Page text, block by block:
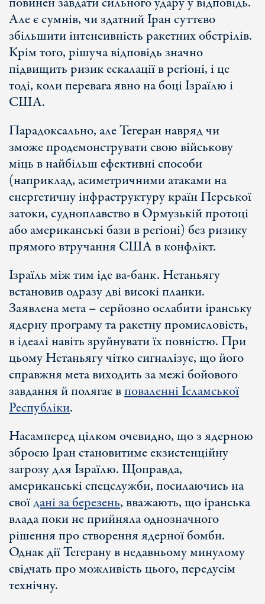
Але є сумнів, чи здатний Іран суттєво
збільшити інтенсивність ракетних обстрілів.
Крім того, рішуча відповідь значно
підвищить ризик ескалації в регіоні, і це
тоді, коли перевага явно на боці Ізраїлю і
США.
Парадоксально, але Тегеран навряд чи
зможе продемонструвати свою військову
міць в найбільш ефективні способи
(наприклад, асиметричними атаками на
енергетичну інфраструктуру країн Перської
затоки, судноплавство в Ормузькій протоці
або американські бази в регіоні) без ризику
прямого втручання США в конфлікт.
Ізраїль між тим іде ва-банк. Нетаньягу
встановив одразу дві високі планки.
Заявлена мета – серйозно ослабити іранську
ядерну програму та ракетну промисловість,
в ідеалі навіть зруйнувати їх повністю. При
цьому Нетаньягу чітко сигналізує, що його
справжня мета виходить за межі бойового
завдання й полягає вповаленні Ісламської
Республіки.
Насамперед цілком очевидно, що з ядерною
зброєю Іран становитиме екзистенційну
загрозу для Ізраїлю. Щоправда,
американські спецслужби, посилаючись на
своїдані за березень, вважають, що іранська
влада поки не прийняла однозначного
рішення про створення ядерної бомби.
Однак дії Тегерану в недавньому минулому
свідчать про можливість цього, передусім
технічну.